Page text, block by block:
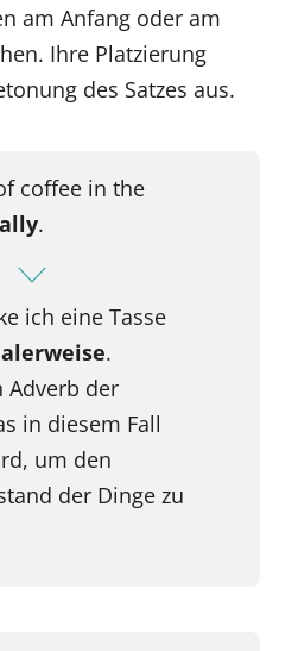
am Anfang oder am
Ihre Platzierung
des Satzes aus.
coffee in the
.
ich eine Tasse
.
der
in diesem Fall
um den
der Dinge zu